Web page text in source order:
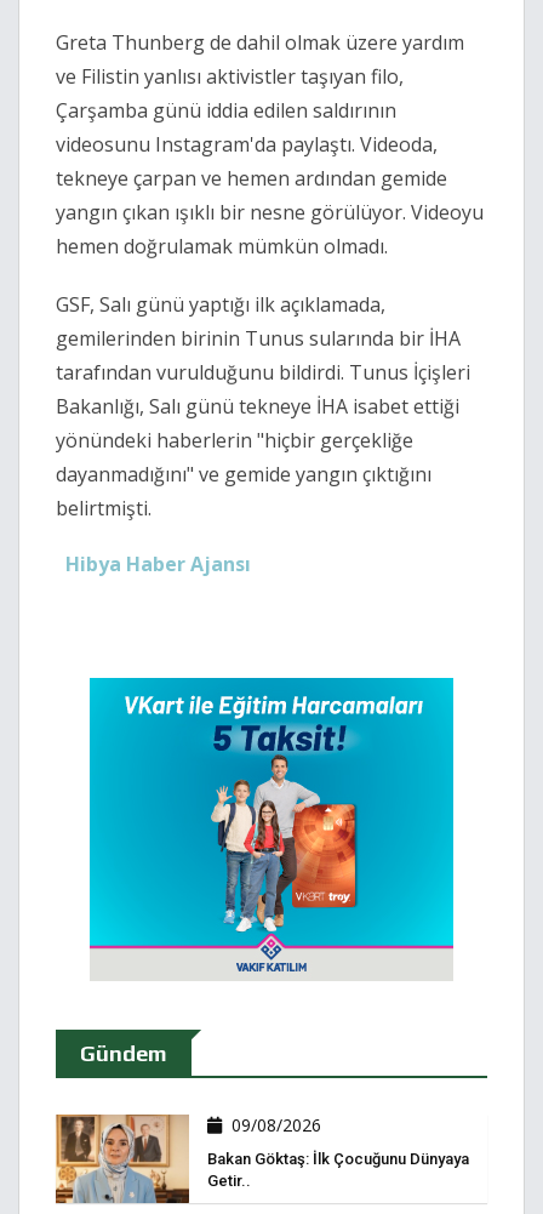
Greta Thunberg de dahil olmak üzere yardım
ve Filistin yanlısı aktivistler taşıyan filo,
Çarşamba günü iddia edilen saldırının
videosunu Instagram'da paylaştı. Videoda,
tekneye çarpan ve hemen ardından gemide
yangın çıkan ışıklı bir nesne görülüyor. Videoyu
hemen doğrulamak mümkün olmadı.
GSF, Salı günü yaptığı ilk açıklamada,
gemilerinden birinin Tunus sularında bir İHA
tarafından vurulduğunu bildirdi. Tunus İçişleri
Bakanlığı, Salı günü tekneye İHA isabet ettiği
yönündeki haberlerin "hiçbir gerçekliğe
dayanmadığını" ve gemide yangın çıktığını
belirtmişti.
Hibya Haber Ajansı
Gündem
09/08/2026
Bakan Göktaş: İlk Çocuğunu Dünyaya
Getir..